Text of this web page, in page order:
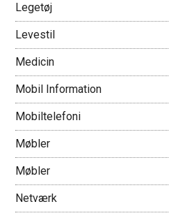
Legetøj
Levestil
Medicin
Mobil Information
Mobiltelefoni
Møbler
Møbler
Netværk